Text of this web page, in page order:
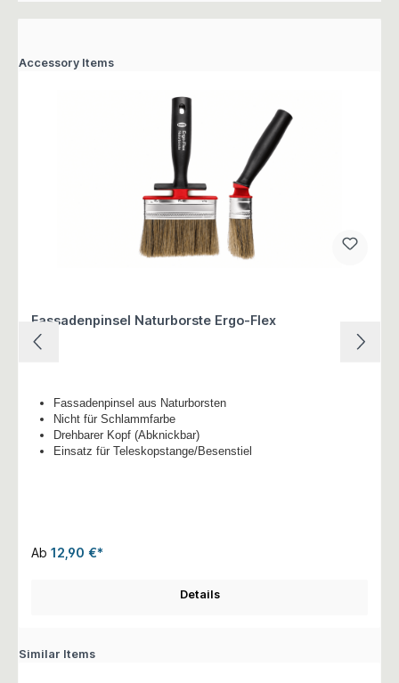
Accessory Items
Fassadenpinsel Naturborste Ergo-Flex
Fassadenpinsel aus Naturborsten
Nicht für Schlammfarbe
Drehbarer Kopf (Abknickbar)
Einsatz für Teleskopstange/Besenstiel
Ab 12,90 €*
Details
Similar Items